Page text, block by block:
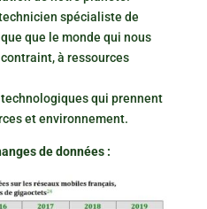
spécialiste de
que le monde qui nous
à ressources
qui prennent
et environnement.
de données :